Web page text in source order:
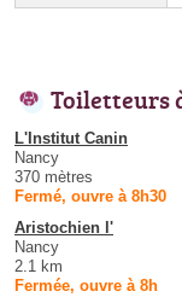
Toiletteurs
L'Institut Canin
Nancy
370 mètres
Fermé, ouvre à 8h30
Aristochien l'
Nancy
2.1 km
Fermée, ouvre à 8h